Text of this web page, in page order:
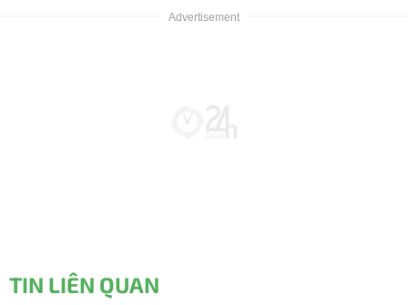
TIN LIÊN QUAN